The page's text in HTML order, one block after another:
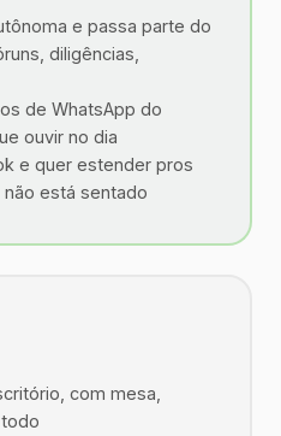
e passa parte do
diligências,
de WhatsApp do
ouvir no dia
e quer estender pros
está sentado
com mesa,